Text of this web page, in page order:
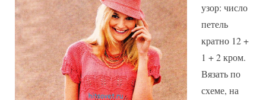
узор: число
петель
кратно 12 +
1 + 2 кром.
Вязать по
схеме, на